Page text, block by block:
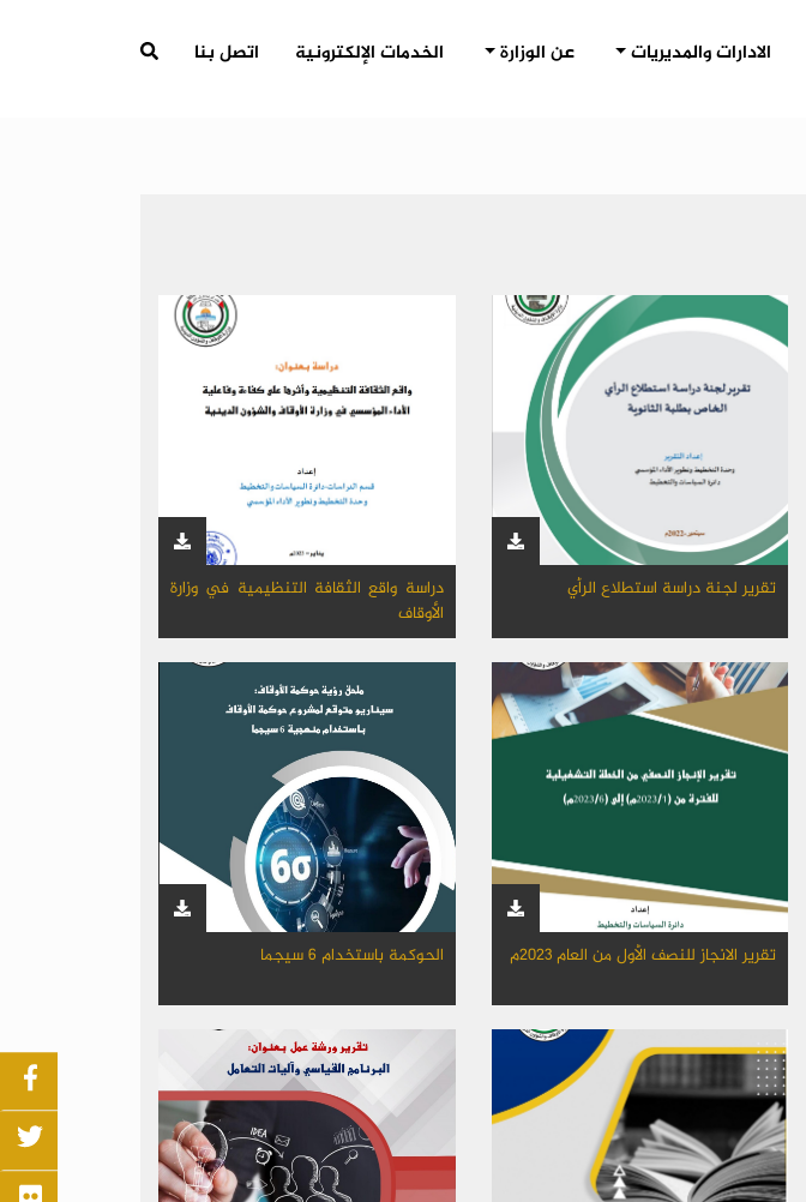
الادارات والمديريات عن الوزارة الخدمات الإلكترونية اتصل بنا
تقرير لجنة دراسة استطلاع الرأي
دراسة واقع الثقافة التنظيمية في وزارة
الأوقاف
تقرير الانجاز للنصف الأول من العام 2023م الحوكمة باستخدام 6 سيجما